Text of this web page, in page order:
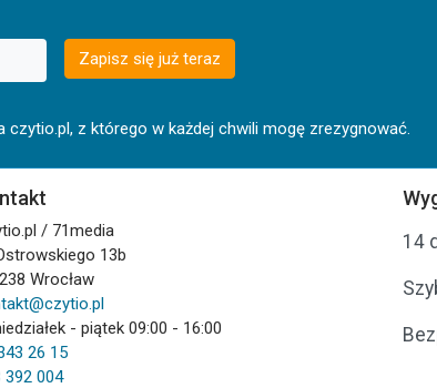
Zapisz się już teraz
z którego w każdej chwili mogę zrezygnować.
/ 71media
13b
Wrocław
- piątek 09:00 - 16:00
26 15
392 004
14